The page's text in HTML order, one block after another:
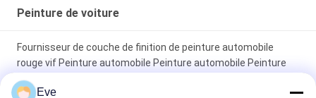
Peinture de voiture
Fournisseur de couche de finition de peinture automobile
rouge vif Peinture automobile Peinture automobile Peinture
en aérosol
Eve